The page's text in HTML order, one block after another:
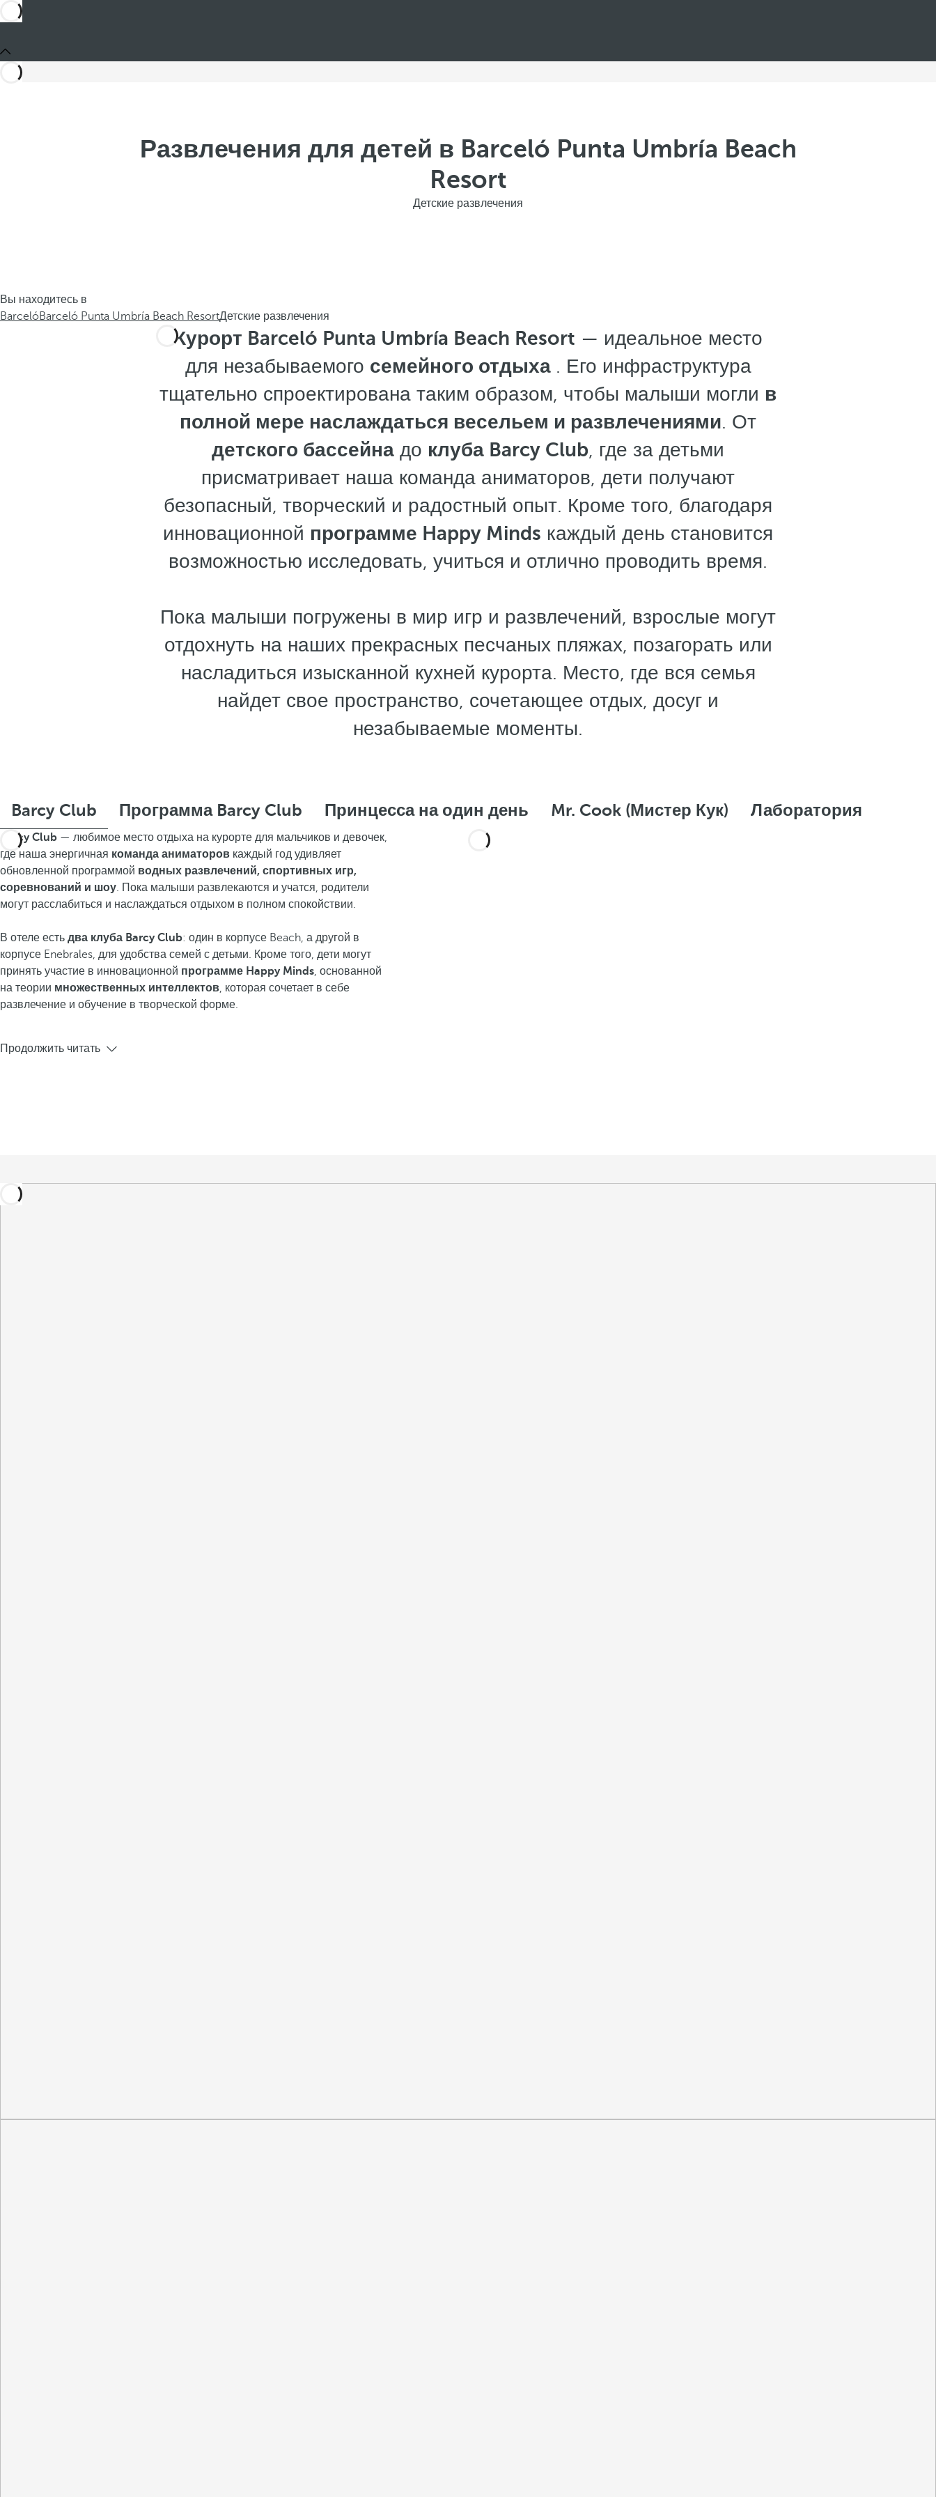
Развлечения для детей в Barceló Punta Umbría Beach
Resort
Детские развлечения
Вы находитесь в
BarcelóBarceló Punta Umbría Beach ResortДетские развлечения
Курорт Barceló Punta Umbría Beach Resort — идеальное место
для незабываемого семейного отдыха . Его инфраструктура
тщательно спроектирована таким образом, чтобы малыши могли в
полной мере наслаждаться весельем и развлечениями. От
детского бассейна до клуба Barcy Club, где за детьми
присматривает наша команда аниматоров, дети получают
безопасный, творческий и радостный опыт. Кроме того, благодаря
инновационной программе Happy Minds каждый день становится
возможностью исследовать, учиться и отлично проводить время.
Пока малыши погружены в мир игр и развлечений, взрослые могут
отдохнуть на наших прекрасных песчаных пляжах, позагорать или
насладиться изысканной кухней курорта. Место, где вся семья
найдет свое пространство, сочетающее отдых, досуг и
незабываемые моменты.
Barcy Club Программа Barcy Club Принцесса на один день Mr. Cook (Мистер Кук) Лаборатория
Barcy Club — любимое место отдыха на курорте для мальчиков и девочек,
где наша энергичная команда аниматоров каждый год удивляет
обновленной программой водных развлечений, спортивных игр,
соревнований и шоу. Пока малыши развлекаются и учатся, родители
могут расслабиться и наслаждаться отдыхом в полном спокойствии.
В отеле есть два клуба Barcy Club: один в корпусе Beach, а другой в
корпусе Enebrales, для удобства семей с детьми. Кроме того, дети могут
принять участие в инновационной программе Happy Minds, основанной
на теории множественных интеллектов, которая сочетает в себе
развлечение и обучение в творческой форме.
Продолжить читать